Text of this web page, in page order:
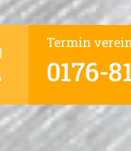
Termin
0176-